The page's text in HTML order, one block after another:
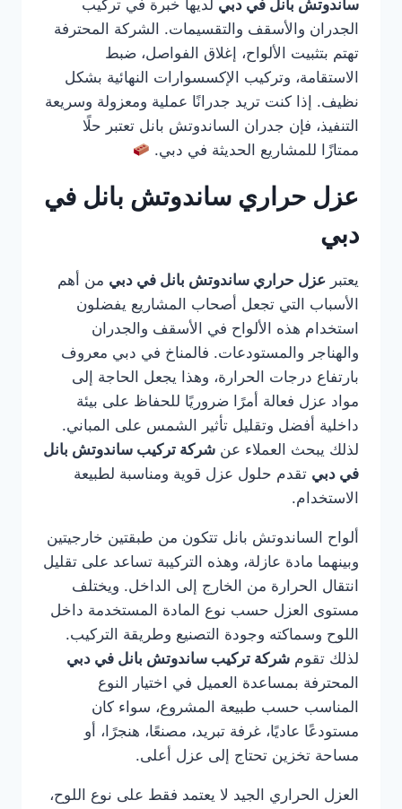
ساندوتش بانل في دبي لديها خبرة في تركيب
الجدران والأسقف والتقسيمات. الشركة المحترفة
تهتم بتثبيت الألواح، إغلاق الفواصل، ضبط
الاستقامة، وتركيب الإكسسوارات النهائية بشكل
نظيف. إذا كنت تريد جدرانًا عملية ومعزولة وسريعة
التنفيذ، فإن جدران الساندوتش بانل تعتبر حلًا
ممتازًا للمشاريع الحديثة في دبي.
عزل حراري ساندوتش بانل في
دبي
يعتبر عزل حراري ساندوتش بانل في دبي من أهم
الأسباب التي تجعل أصحاب المشاريع يفضلون
استخدام هذه الألواح في الأسقف والجدران
والهناجر والمستودعات. فالمناخ في دبي معروف
بارتفاع درجات الحرارة، وهذا يجعل الحاجة إلى
مواد عزل فعالة أمرًا ضروريًا للحفاظ على بيئة
داخلية أفضل وتقليل تأثير الشمس على المباني.
لذلك يبحث العملاء عن شركة تركيب ساندوتش بانل
في دبي تقدم حلول عزل قوية ومناسبة لطبيعة
الاستخدام.
ألواح الساندوتش بانل تتكون من طبقتين خارجيتين
وبينهما مادة عازلة، وهذه التركيبة تساعد على تقليل
انتقال الحرارة من الخارج إلى الداخل. ويختلف
مستوى العزل حسب نوع المادة المستخدمة داخل
اللوح وسماكته وجودة التصنيع وطريقة التركيب.
لذلك تقوم شركة تركيب ساندوتش بانل في دبي
المحترفة بمساعدة العميل في اختيار النوع
المناسب حسب طبيعة المشروع، سواء كان
مستودعًا عاديًا، غرفة تبريد، مصنعًا، هنجرًا، أو
مساحة تخزين تحتاج إلى عزل أعلى.
العزل الحراري الجيد لا يعتمد فقط على نوع اللوح،